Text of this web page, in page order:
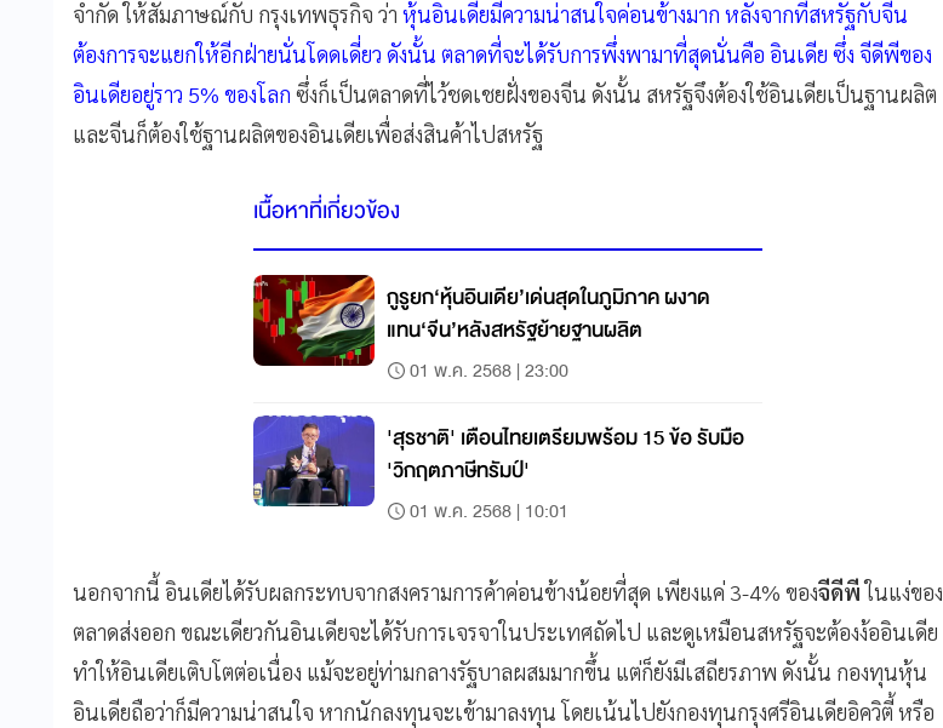
จำกัด ให้สัมภาษณ์กับ กรุงเทพธุรกิจ ว่า หุ้นอินเดียมีความน่าสนใจค่อนข้างมาก หลังจากที่สหรัฐกับจีน
ต้องการจะแยกให้อีกฝ่ายนั่นโดดเดี่ยว ดังนั้น ตลาดที่จะได้รับการพึ่งพามาที่สุดนั่นคือ อินเดีย ซึ่ง จีดีพีของ
อินเดียอยู่ราว 5% ของโลก ซึ่งก็เป็นตลาดที่ไว้ชดเชยฝั่งของจีน ดังนั้น สหรัฐจึงต้องใช้อินเดียเป็นฐานผลิต
และจีนก็ต้องใช้ฐานผลิตของอินเดียเพื่อส่งสินค้าไปสหรัฐ
เนื้อหาที่เกี่ยวข้อง
กูรูยก‘หุ้นอินเดีย’เด่นสุดในภูมิภาค ผงาด
แทน‘จีน’หลังสหรัฐย้ายฐานผลิต
01 พ.ค. 2568 | 23:00
'สุรชาติ' เตือนไทยเตรียมพร้อม 15 ข้อ รับมือ
'วิกฤตภาษีทรัมป์'
01 พ.ค. 2568 | 10:01
นอกจากนี้ อินเดียได้รับผลกระทบจากสงครามการค้าค่อนข้างน้อยที่สุด เพียงแค่ 3-4% ของจีดีพีในแง่ของ
ตลาดส่งออก ขณะเดียวกันอินเดียจะได้รับการเจรจาในประเทศถัดไป และดูเหมือนสหรัฐจะต้องง้ออินเดีย
ทำให้อินเดียเติบโตต่อเนื่อง แม้จะอยู่ท่ามกลางรัฐบาลผสมมากขึ้น แต่ก็ยังมีเสถียรภาพ ดังนั้น กองทุนหุ้น
อินเดียถือว่าก็มีความน่าสนใจ หากนักลงทุนจะเข้ามาลงทุน โดยเน้นไปยังกองทุนกรุงศรีอินเดียอิควิตี้ หรือ